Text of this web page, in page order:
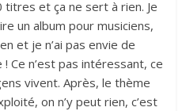
titres et ça ne sert à rien. Je
un album pour musiciens,
et je n’ai pas envie de
! Ce n’est pas intéressant, ce
vivent. Après, le thème
on n’y peut rien, c’est